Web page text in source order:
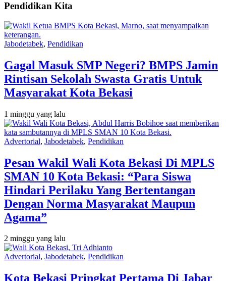
Pendidikan Kita
Jabodetabek, Pendidikan
Gagal Masuk SMP Negeri? BMPS Jamin
Rintisan Sekolah Swasta Gratis Untuk
Masyarakat Kota Bekasi
1 minggu yang lalu
Advertorial, Jabodetabek, Pendidikan
Pesan Wakil Wali Kota Bekasi Di MPLS
SMAN 10 Kota Bekasi: “Para Siswa
Hindari Perilaku Yang Bertentangan
Dengan Norma Masyarakat Maupun
Agama”
2 minggu yang lalu
Advertorial, Jabodetabek, Pendidikan
Kota Bekasi Pringkat Pertama Di Jabar